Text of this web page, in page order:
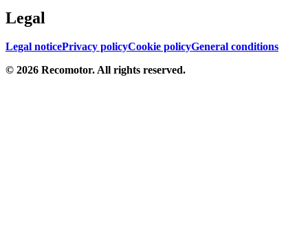
Legal
Legal noticePrivacy policyCookie policyGeneral conditions
© 2026 Recomotor. All rights reserved.